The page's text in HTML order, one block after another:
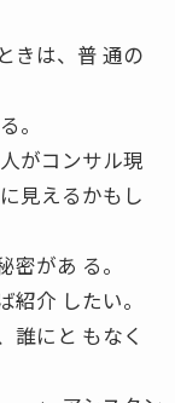
きは、普 通の
。
がコンサル現
見えるかもし
があ る。
介 したい。
誰にと もなく